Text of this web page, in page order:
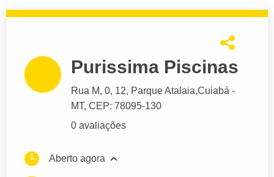
Purissima Piscinas
Rua M, 0, 12, Parque Atalaia,Cuiabá -
MT, CEP: 78095-130
0 avaliações
Aberto agora